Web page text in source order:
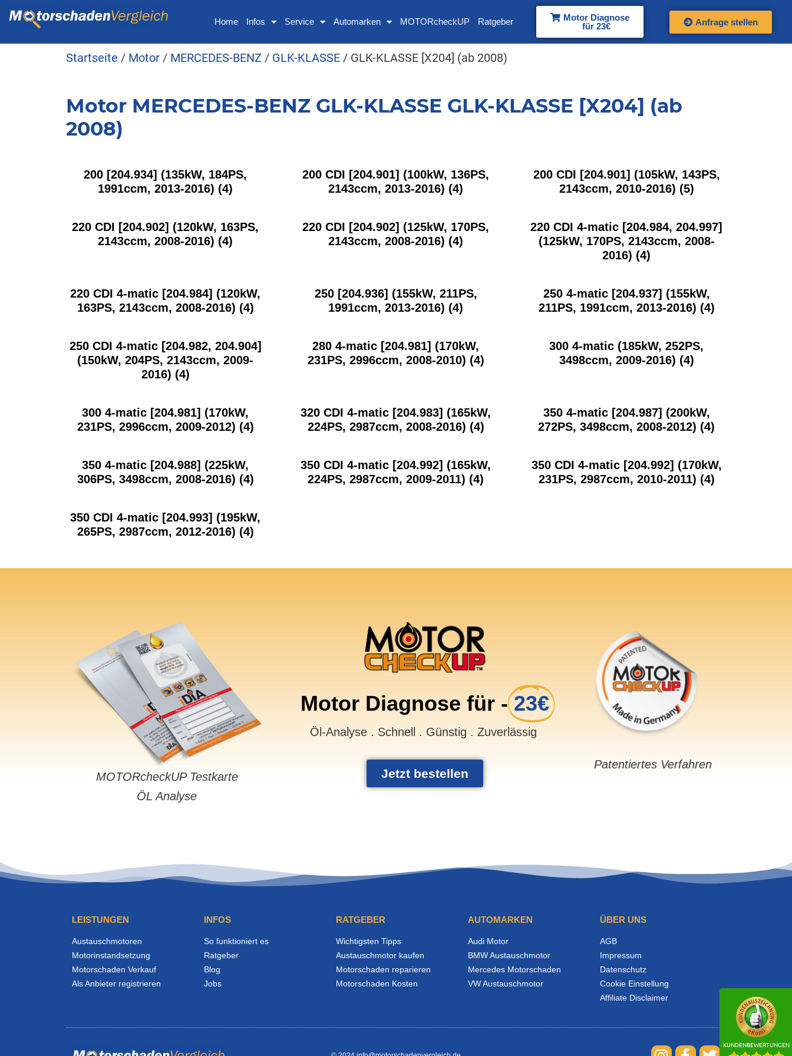
Home Infos Service Automarken MOTORcheckUP Ratgeber
Motor Diagnose
für 23€
Anfrage stellen
Startseite / Motor / MERCEDES-BENZ / GLK-KLASSE / GLK-KLASSE [X204] (ab 2008)
Motor MERCEDES-BENZ GLK-KLASSE GLK-KLASSE [X204] (ab
2008)
200 [204.934] (135kW, 184PS,
1991ccm, 2013-2016) (4)
200 CDI [204.901] (100kW, 136PS,
2143ccm, 2013-2016) (4)
200 CDI [204.901] (105kW, 143PS,
2143ccm, 2010-2016) (5)
220 CDI [204.902] (120kW, 163PS,
2143ccm, 2008-2016) (4)
220 CDI [204.902] (125kW, 170PS,
2143ccm, 2008-2016) (4)
220 CDI 4-matic [204.984, 204.997]
(125kW, 170PS, 2143ccm, 2008-
2016) (4)
220 CDI 4-matic [204.984] (120kW,
163PS, 2143ccm, 2008-2016) (4)
250 [204.936] (155kW, 211PS,
1991ccm, 2013-2016) (4)
250 4-matic [204.937] (155kW,
211PS, 1991ccm, 2013-2016) (4)
250 CDI 4-matic [204.982, 204.904]
(150kW, 204PS, 2143ccm, 2009-
2016) (4)
280 4-matic [204.981] (170kW,
231PS, 2996ccm, 2008-2010) (4)
300 4-matic (185kW, 252PS,
3498ccm, 2009-2016) (4)
300 4-matic [204.981] (170kW,
231PS, 2996ccm, 2009-2012) (4)
320 CDI 4-matic [204.983] (165kW,
224PS, 2987ccm, 2008-2016) (4)
350 4-matic [204.987] (200kW,
272PS, 3498ccm, 2008-2012) (4)
350 4-matic [204.988] (225kW,
306PS, 3498ccm, 2008-2016) (4)
350 CDI 4-matic [204.992] (165kW,
224PS, 2987ccm, 2009-2011) (4)
350 CDI 4-matic [204.992] (170kW,
231PS, 2987ccm, 2010-2011) (4)
350 CDI 4-matic [204.993] (195kW,
265PS, 2987ccm, 2012-2016) (4)
MOTORcheckUP Testkarte
ÖL Analyse
Motor Diagnose für - 23€
Öl-Analyse . Schnell . Günstig . Zuverlässig
Jetzt bestellen
Patentiertes Verfahren
LEISTUNGEN
Austauschmotoren
Motorinstandsetzung
Motorschaden Verkauf
Als Anbieter registrieren
INFOS
So funktioniert es
Ratgeber
Blog
Jobs
RATGEBER
Wichtigsten Tipps
Austauschmotor kaufen
Motorschaden reparieren
Motorschaden Kosten
AUTOMARKEN
Audi Motor
BMW Austauschmotor
Mercedes Motorschaden
VW Austauschmotor
ÜBER UNS
AGB
Impressum
Datenschutz
Cookie Einstellung
Affiliate Disclaimer
KUNDENBEWERTUNGEN